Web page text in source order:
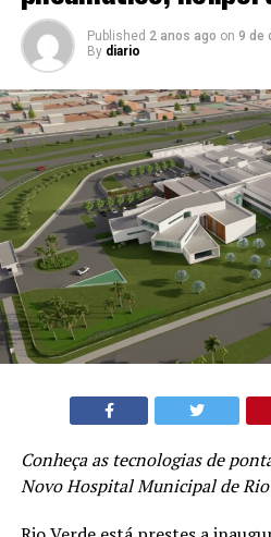
Published 2 anos ago on 9 de
By diario
Conheça as tecnologias de
Novo Hospital Municipal de Rio